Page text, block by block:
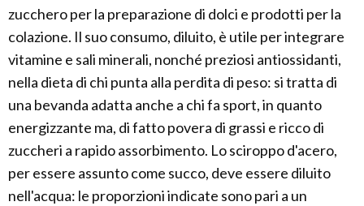
zucchero per la preparazione di dolci e prodotti per la
colazione. Il suo consumo, diluito, è utile per integrare
vitamine e sali minerali, nonché preziosi antiossidanti,
nella dieta di chi punta alla perdita di peso: si tratta di
una bevanda adatta anche a chi fa sport, in quanto
energizzante ma, di fatto povera di grassi e ricco di
zuccheri a rapido assorbimento. Lo sciroppo d'acero,
per essere assunto come succo, deve essere diluito
nell'acqua: le proporzioni indicate sono pari a un